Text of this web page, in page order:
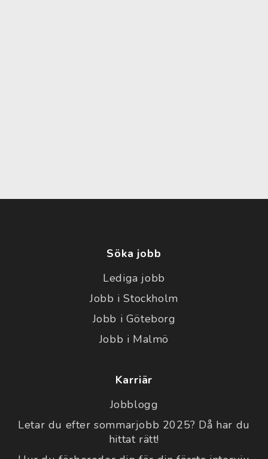
Söka jobb
Lediga jobb
Jobb i Stockholm
Jobb i Göteborg
Jobb i Malmö
Karriär
Jobblogg
Letar du efter sommarjobb 2025? Då har du
hittat rätt!